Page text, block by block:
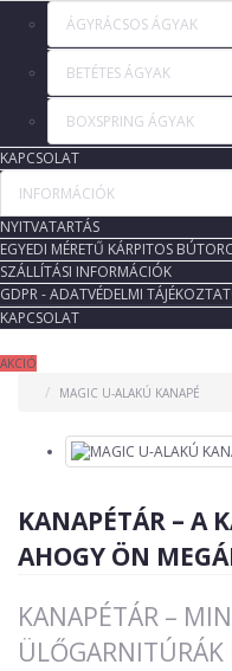
ÁGYRÁCSOS ÁGYAK
BETÉTES ÁGYAK
BOXSPRING ÁGYAK
KAPCSOLAT
INFORMÁCIÓK
NYITVATARTÁS
EGYEDI MÉRETŰ KÁRPITOS
SZÁLLÍTÁSI INFORMÁCIÓK
GDPR - ADATVÉDELMI
KAPCSOLAT
AKCIÓ
MAGIC U-ALAKÚ KANAPÉ
KANAPÉTÁR – A
AHOGY ÖN
KANAPÉTÁR –
ÜLŐGARNITÚRÁK